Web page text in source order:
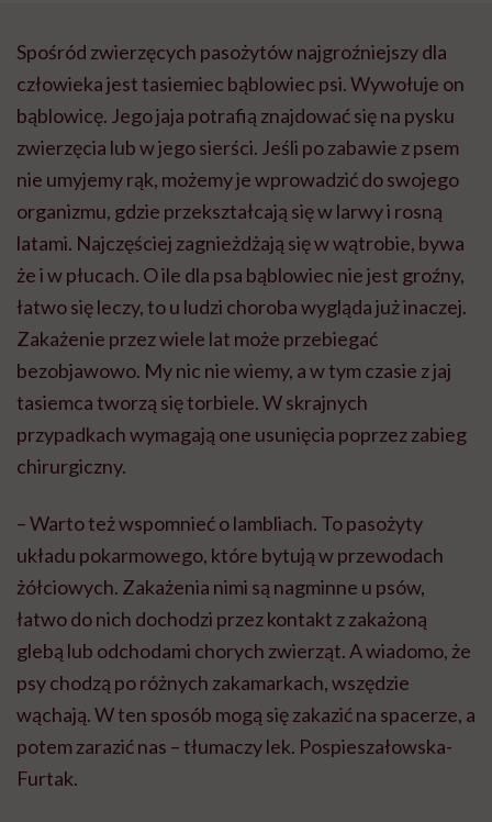
Spośród zwierzęcych pasożytów najgroźniejszy dla
człowieka jest tasiemiec bąblowiec psi. Wywołuje on
bąblowicę. Jego jaja potrafią znajdować się na pysku
zwierzęcia lub w jego sierści. Jeśli po zabawie z psem
nie umyjemy rąk, możemy je wprowadzić do swojego
organizmu, gdzie przekształcają się w larwy i rosną
latami. Najczęściej zagnieżdżają się w wątrobie, bywa
że i w płucach. O ile dla psa bąblowiec nie jest groźny,
łatwo się leczy, to u ludzi choroba wygląda już inaczej.
Zakażenie przez wiele lat może przebiegać
bezobjawowo. My nic nie wiemy, a w tym czasie z jaj
tasiemca tworzą się torbiele. W skrajnych
przypadkach wymagają one usunięcia poprzez zabieg
chirurgiczny.
– Warto też wspomnieć o lambliach. To pasożyty
układu pokarmowego, które bytują w przewodach
żółciowych. Zakażenia nimi są nagminne u psów,
łatwo do nich dochodzi przez kontakt z zakażoną
glebą lub odchodami chorych zwierząt. A wiadomo, że
psy chodzą po różnych zakamarkach, wszędzie
wąchają. W ten sposób mogą się zakazić na spacerze, a
potem zarazić nas – tłumaczy lek. Pospieszałowska-
Furtak.